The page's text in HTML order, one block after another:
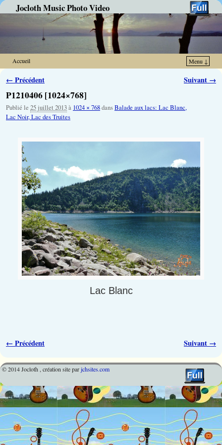
Jocloth Music Photo Video
Accueil Menu ↓
Navigation des images
← Précédent Suivant →
P1210406 [1024×768]
Publié le 25 juillet 2013à 1024 × 768dansBalade aux lacs: Lac Blanc,
Lac Noir, Lac des Truites
Lac Blanc
Navigation des images
← Précédent Suivant →
© 2014 Jocloth , création site parjchsites.com